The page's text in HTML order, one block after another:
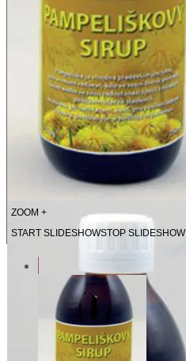
ZOOM +
START SLIDESHOWSTOP SLIDESHOW